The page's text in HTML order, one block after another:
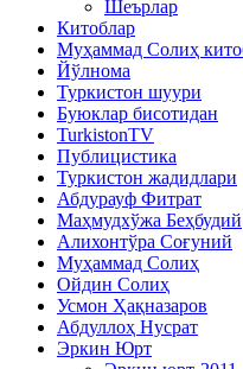
Шеърлар
Китоблар
Муҳаммад Солиҳ
Йўлнома
Туркистон шуури
Буюклар бисотидан
TurkistonTV
Публицистика
Туркистон жадидлари
Абдурауф Фитрат
Маҳмудхўжа Беҳбудий
Алихонтўра Соғуний
Муҳаммад Солиҳ
Ойдин Солиҳ
Усмон Ҳақназаров
Абдуллоҳ Нусрат
Эркин Юрт